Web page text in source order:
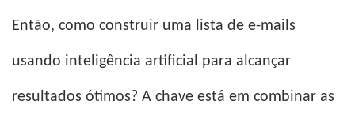
Então, como construir uma lista de e-mails
usando inteligência artificial para alcançar
resultados ótimos? A chave está em combinar as